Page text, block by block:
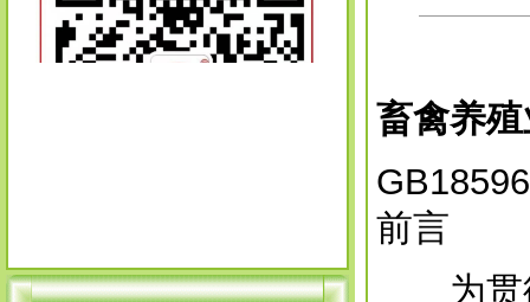
畜禽养
前言
为贯彻